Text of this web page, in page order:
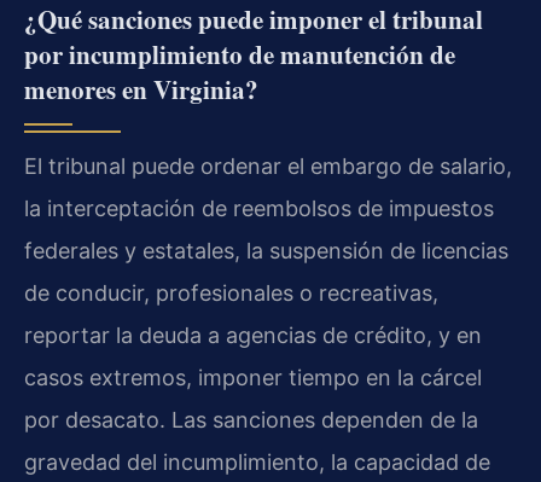
¿Qué sanciones puede imponer el tribunal
por incumplimiento de manutención de
menores en Virginia?
El tribunal puede ordenar el embargo de salario,
la interceptación de reembolsos de impuestos
federales y estatales, la suspensión de licencias
de conducir, profesionales o recreativas,
reportar la deuda a agencias de crédito, y en
casos extremos, imponer tiempo en la cárcel
por desacato. Las sanciones dependen de la
gravedad del incumplimiento, la capacidad de